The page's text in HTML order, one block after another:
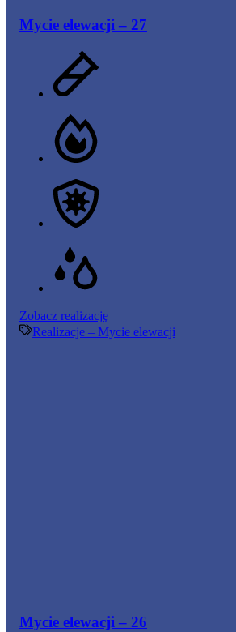
Mycie elewacji – 27
Zobacz realizacjęMycie
elewacji
Realizacje – Mycie elewacji
Mycie elewacji – 26